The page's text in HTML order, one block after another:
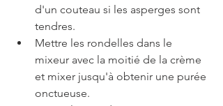
d'un couteau si les asperges sont
tendres.
Mettre les rondelles dans le
mixeur avec la moitié de la crème
et mixer jusqu'à obtenir une purée
onctueuse.